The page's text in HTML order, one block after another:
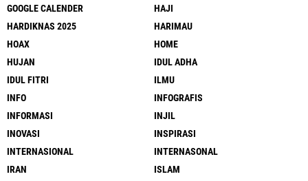
GOOGLE CALENDER
HAJI
HARDIKNAS 2025
HARIMAU
HOAX
HOME
HUJAN
IDUL ADHA
IDUL FITRI
ILMU
INFO
INFOGRAFIS
INFORMASI
INJIL
INOVASI
INSPIRASI
INTERNASIONAL
INTERNASONAL
IRAN
ISLAM